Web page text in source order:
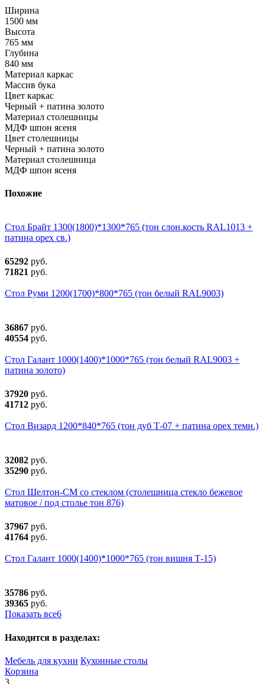
Ширина
1500 мм
Высота
765 мм
Глубина
840 мм
Материал каркас
Массив бука
Цвет каркас
Черный + патина золото
Материал столешницы
МДФ шпон ясеня
Цвет столешницы
Черный + патина золото
Материал столешница
МДФ шпон ясеня
Похожие
Стол Брайт 1300(1800)*1300*765 (тон слон.кость RAL1013 +
патина орех св.)
65292 руб.
71821 руб.
Стол Руми 1200(1700)*800*765 (тон белый RAL9003)
36867 руб.
40554 руб.
Стол Галант 1000(1400)*1000*765 (тон белый RAL9003 +
патина золото)
37920 руб.
41712 руб.
Стол Визард 1200*840*765 (тон дуб Т-07 + патина орех темн.)
32082 руб.
35290 руб.
Стол Шелтон-СМ со стеклом (столешница стекло бежевое
матовое / под столье тон 876)
37967 руб.
41764 руб.
Стол Галант 1000(1400)*1000*765 (тон вишня Т-15)
35786 руб.
39365 руб.
Показать все6
Находится в разделах:
Мебель для кухни Кухонные столы
Корзина
3